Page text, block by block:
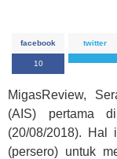
facebook
10
twitter
MigasReview,
(AIS) pertama
(20/08/2018).
(persero) untuk